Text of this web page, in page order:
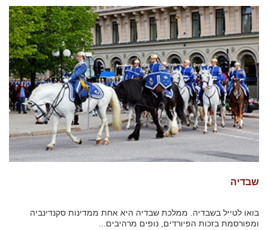
שבדיה
בואו לטייל בשבדיה. ממלכת שבדיה היא אחת ממדינות סקנדינביה
ומפורסמת בזכות הפיורדים, נופים מרהיבים...